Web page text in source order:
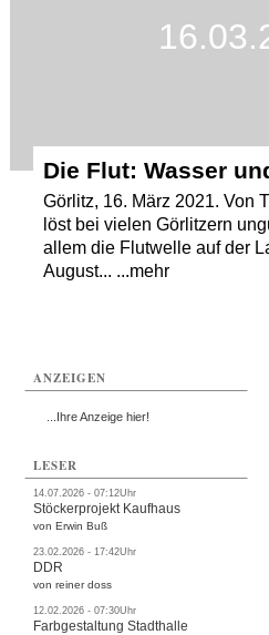
Die Flut: Wasser
Görlitz, 16. März 2021. Von
löst bei vielen Görlitzern
allem die Flutwelle auf der
August... ...mehr
ANZEIGEN
...Ihre Anzeige hier!
LESER
14.07.2026 - 07:12Uhr
Stöckerprojekt Kaufhaus
von Erwin Buß
23.02.2026 - 17:42Uhr
DDR
von reiner doss
12.02.2026 - 07:30Uhr
Farbgestaltung Stadthalle